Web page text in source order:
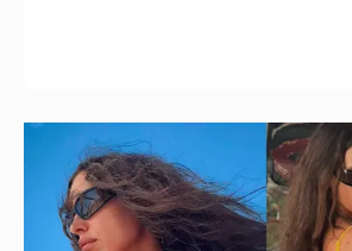
Ирина Шейк показала